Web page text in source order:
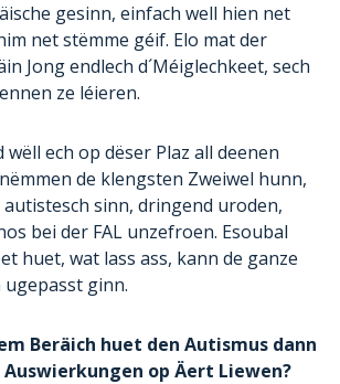
gesinn, einfach well hien net
net stëmme géif. Elo mat der
Jong endlech d´Méiglechkeet, sech
ze léieren.
wëll ech op dëser Plaz all deenen
de klengsten Zweiwel hunn,
sinn, dringend uroden,
bei der FAL unzefroen. Esoubal
huet, wat lass ass, kann de ganze
ginn.
Beräich huet den Autismus dann
op Äert Liewen?